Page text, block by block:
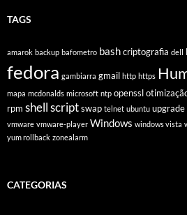
TAGS
amarok backup bafometro bashcriptografia dell
fedora gambiarra gmail http https
mapa mcdonalds microsoft ntp openssl
rpm shell scriptswap telnet ubuntu upgrade
vmware vmware-player Windows windows vista
yum rollback zonealarm
CATEGORIAS